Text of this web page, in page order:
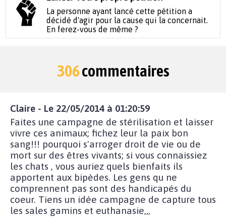
La personne ayant lancé cette pétition a
décidé d'agir pour la cause qui la concernait.
En ferez-vous de même ?
306commentaires
Claire - Le 22/05/2014 à 01:20:59
Faites une campagne de stérilisation et laisser
vivre ces animaux; fichez leur la paix bon
sang!!! pourquoi s'arroger droit de vie ou de
mort sur des êtres vivants; si vous connaissiez
les chats , vous auriez quels bienfaits ils
apportent aux bipèdes. Les gens qu ne
comprennent pas sont des handicapés du
coeur. Tiens un idée campagne de capture tous
les sales gamins et euthanasie,,,